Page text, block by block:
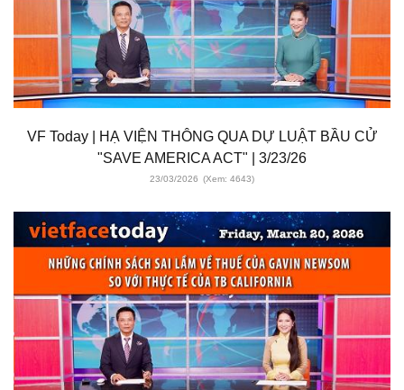
VF Today | HẠ VIỆN THÔNG QUA DỰ LUẬT BẦU CỬ
"SAVE AMERICA ACT" | 3/23/26
23/03/2026 (Xem: 4643)